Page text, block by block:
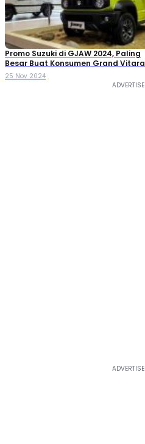
Promo Suzuki di GJAW 2024, Paling
Besar Buat Konsumen Grand Vitara
25 Nov 2024